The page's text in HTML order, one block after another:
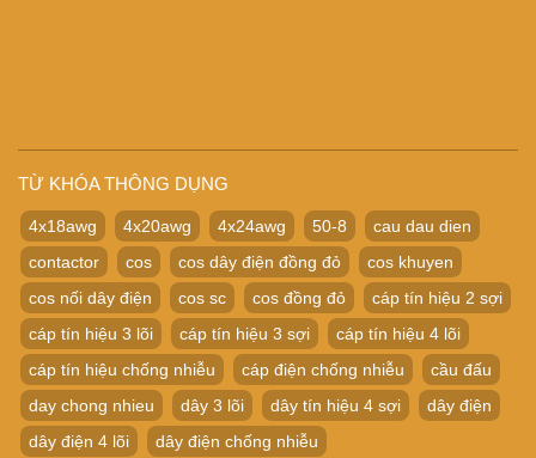
TỪ KHÓA THÔNG DỤNG
4x18awg 4x20awg 4x24awg 50-8
cau dau dien
contactor
cos cos dây điện đồng đỏ
cos khuyen
cos nối dây điện
cos sc cos đồng đỏ
cáp tín hiệu 2 sợi
cáp tín hiệu 3 lõi
cáp tín hiệu 3 sợi
cáp tín hiệu 4 lõi
cáp tín hiệu chống nhiễu
cáp điện chống nhiễu
cầu đấu
day chong nhieu
dây 3 lõi dây tín hiệu 4 sợi
dây điện
dây điện 4 lõi
dây điện chống nhiễu